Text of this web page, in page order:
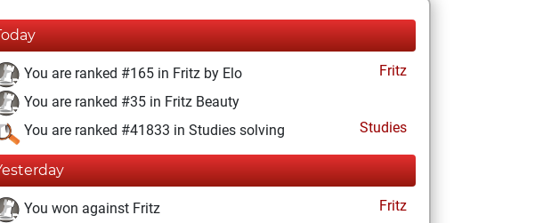
You are ranked #165 in Fritz by Elo
Fritz
You are ranked #35 in Fritz Beauty
You are ranked #41833 in Studies solving
Studies
You won against Fritz
Fritz